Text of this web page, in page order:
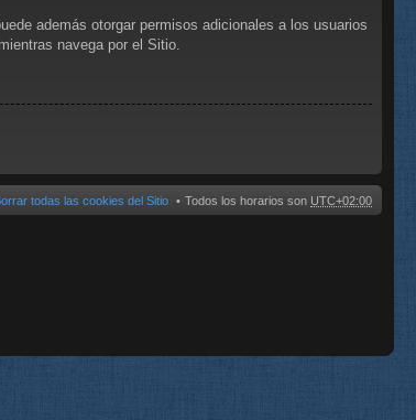
además otorgar permisos adicionales a los usuarios
navega por el Sitio.
Todos los horarios son UTC+02:00
todas las cookies del Sitio